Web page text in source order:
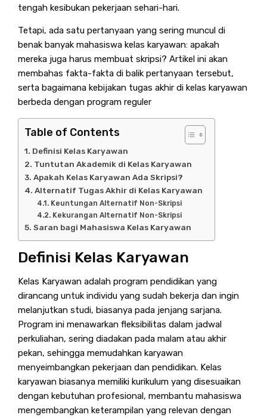
tengah kesibukan pekerjaan sehari-hari.
Tetapi, ada satu pertanyaan yang sering muncul di
benak banyak mahasiswa kelas karyawan: apakah
mereka juga harus membuat skripsi? Artikel ini akan
membahas fakta-fakta di balik pertanyaan tersebut,
serta bagaimana kebijakan tugas akhir di kelas karyawan
berbeda dengan program reguler
Table of Contents
Definisi Kelas Karyawan
Tuntutan Akademik di Kelas Karyawan
Apakah Kelas Karyawan Ada Skripsi?
Alternatif Tugas Akhir di Kelas Karyawan
Keuntungan Alternatif Non-Skripsi
Kekurangan Alternatif Non-Skripsi
Saran bagi Mahasiswa Kelas Karyawan
Definisi Kelas Karyawan
Kelas Karyawan adalah program pendidikan yang
dirancang untuk individu yang sudah bekerja dan ingin
melanjutkan studi, biasanya pada jenjang sarjana.
Program ini menawarkan fleksibilitas dalam jadwal
perkuliahan, sering diadakan pada malam atau akhir
pekan, sehingga memudahkan karyawan
menyeimbangkan pekerjaan dan pendidikan. Kelas
karyawan biasanya memiliki kurikulum yang disesuaikan
dengan kebutuhan profesional, membantu mahasiswa
mengembangkan keterampilan yang relevan dengan